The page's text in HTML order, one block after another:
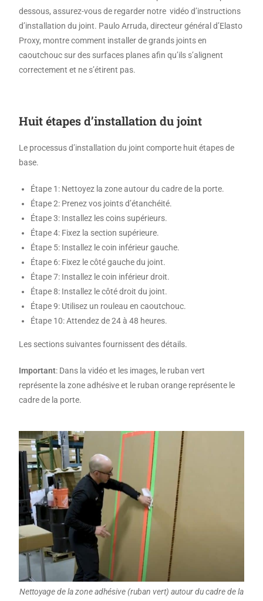
dessous, assurez-vous de regarder notre vidéo d’instructions
d’installation du joint. Paulo Arruda, directeur général d’Elasto
Proxy, montre comment installer de grands joints en
caoutchouc sur des surfaces planes afin qu’ils s’alignent
correctement et ne s’étirent pas.
Huit étapes d’installation du joint
Le processus d’installation du joint comporte huit étapes de
base.
Étape 1: Nettoyez la zone autour du cadre de la porte.
Étape 2: Prenez vos joints d’étanchéité.
Étape 3: Installez les coins supérieurs.
Étape 4: Fixez la section supérieure.
Étape 5: Installez le coin inférieur gauche.
Étape 6: Fixez le côté gauche du joint.
Étape 7: Installez le coin inférieur droit.
Étape 8: Installez le côté droit du joint.
Étape 9: Utilisez un rouleau en caoutchouc.
Étape 10: Attendez de 24 à 48 heures.
Les sections suivantes fournissent des détails.
Important: Dans la vidéo et les images, le ruban vert
représente la zone adhésive et le ruban orange représente le
cadre de la porte.
Nettoyage de la zone adhésive (ruban vert) autour du cadre de la